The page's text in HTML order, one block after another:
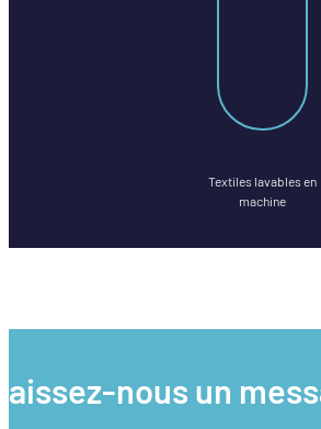
Textiles lavables en
machine
laissez-nous un